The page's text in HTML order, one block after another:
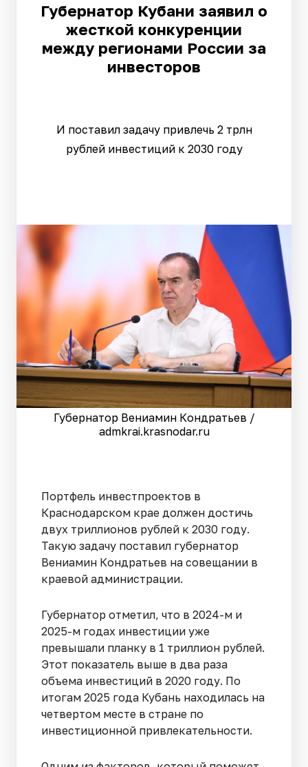
Губернатор Кубани заявил о
жесткой конкуренции
между регионами России за
инвесторов
И поставил задачу привлечь 2 трлн
рублей инвестиций к 2030 году
Губернатор Вениамин Кондратьев /
admkrai.krasnodar.ru
Портфель инвестпроектов в
Краснодарском крае должен достичь
двух триллионов рублей к 2030 году.
Такую задачу поставил губернатор
Вениамин Кондратьев на совещании в
краевой администрации.
Губернатор отметил, что в 2024-м и
2025-м годах инвестиции уже
превышали планку в 1 триллион рублей.
Этот показатель выше в два раза
объема инвестиций в 2020 году. По
итогам 2025 года Кубань находилась на
четвертом месте в стране по
инвестиционной привлекательности.